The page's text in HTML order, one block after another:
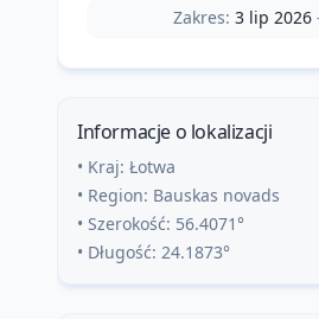
Zakres: 3 lip 2026
Informacje o lokalizacji
• Kraj: Łotwa
• Region: Bauskas novads
• Szerokość: 56.4071°
• Długość: 24.1873°